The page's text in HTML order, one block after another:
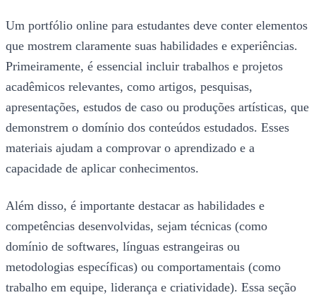
Um portfólio online para estudantes deve conter elementos
que mostrem claramente suas habilidades e experiências.
Primeiramente, é essencial incluir trabalhos e projetos
acadêmicos relevantes, como artigos, pesquisas,
apresentações, estudos de caso ou produções artísticas, que
demonstrem o domínio dos conteúdos estudados. Esses
materiais ajudam a comprovar o aprendizado e a
capacidade de aplicar conhecimentos.
Além disso, é importante destacar as habilidades e
competências desenvolvidas, sejam técnicas (como
domínio de softwares, línguas estrangeiras ou
metodologias específicas) ou comportamentais (como
trabalho em equipe, liderança e criatividade). Essa seção